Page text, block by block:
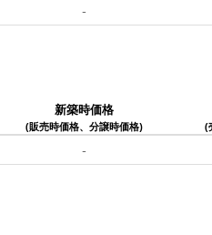
-
新築時価格
(販売時価格、分譲時価格) (
-